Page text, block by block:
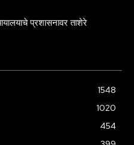
प्रशासनावर ताशेरे
1548
1020
454